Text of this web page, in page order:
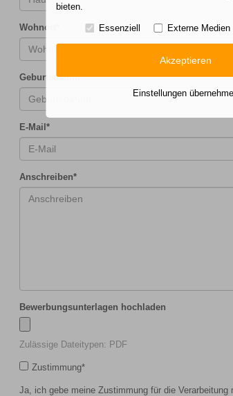
Wohnort
Geburtsdatum*
E-Mail *
Anschreiben*
Bewerbungsunterlagen hochladen
Zulässige Dateitypen: PDF
Zustimmung*
Ja, ich gebe meine Zustimmung für die
bieten.
Essenziell Externe Medien
Akzeptieren
Einstellungen